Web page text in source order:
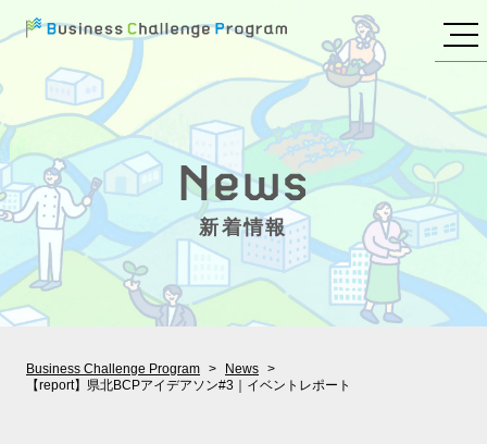
新着情報
Business Challenge Program
News
【report】県北BCPアイデアソン#3｜イベントレポート